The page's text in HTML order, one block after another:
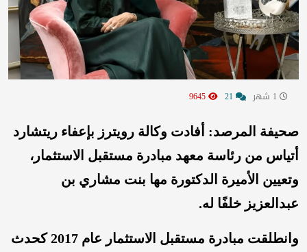
صحيفة المرصد: أفادت وكالة رويترز بإعفاء ريتشارد
أتياس من رئاسة معهد مبادرة مستقبل الاستثمار،
وتعيين الأميرة الدكتورة مها بنت مشاري بن
عبدالعزيز خلفًا له.
وانطلقت مبادرة مستقبل الاستثمار عام 2017 كحدث